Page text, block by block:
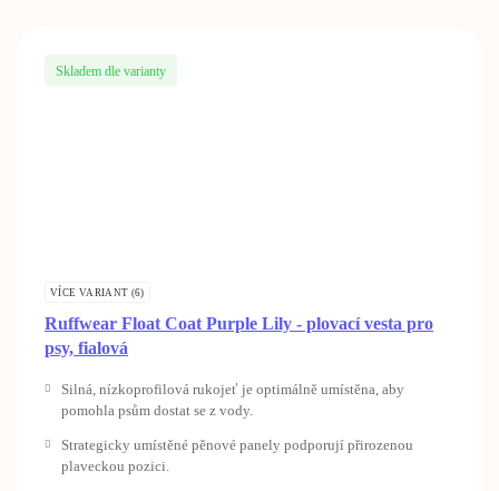
VÍCE VARIANT (6)
Ruffwear Float Coat Purple Lily - plovací vesta pro
psy, fialová
Skladem dle varianty
Silná, nízkoprofilová rukojeť je optimálně umístěna, aby
pomohla psům dostat se z vody.
Strategicky umístěné pěnové panely podporují přirozenou
plaveckou pozici.